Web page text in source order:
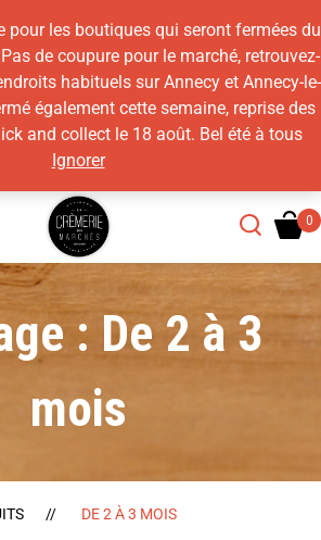
pour les boutiques qui seront fermées du
de coupure pour le marché, retrouvez-
habituels sur Annecy et Annecy-le-
également cette semaine, reprise des
and collect le 18 août. Bel été à tous
Ignorer
: De 2 à 3
mois
DE 2 À 3 MOIS